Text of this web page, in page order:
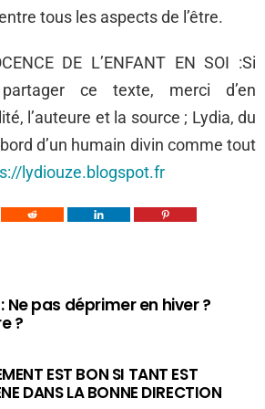
tous les aspects de l’être.
DE L’ENFANT EN SOI :Si
ce texte, merci d’en
l’auteure et la source ; Lydia, du
d’un humain divin comme tout
lydiouze.blogspot.fr
: Ne pas déprimer en hiver ?
?
EST BON SI TANT EST
DANS LA BONNE DIRECTION